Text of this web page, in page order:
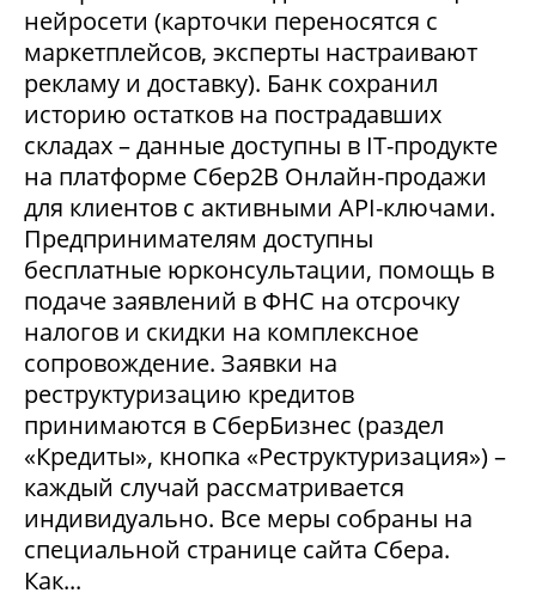
нейросети (карточки переносятся с
маркетплейсов, эксперты настраивают
рекламу и доставку). Банк сохранил
историю остатков на пострадавших
складах – данные доступны в IT-продукте
на платформе Сбер2В Онлайн-продажи
для клиентов с активными API-ключами.
Предпринимателям доступны
бесплатные юрконсультации, помощь в
подаче заявлений в ФНС на отсрочку
налогов и скидки на комплексное
сопровождение. Заявки на
реструктуризацию кредитов
принимаются в СберБизнес (раздел
«Кредиты», кнопка «Реструктуризация») –
каждый случай рассматривается
индивидуально. Все меры собраны на
специальной странице сайта Сбера.
Как...